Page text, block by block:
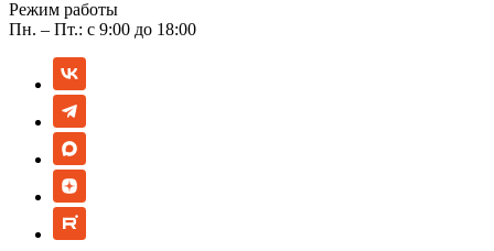
Режим работы
Пн. – Пт.: с 9:00 до 18:00